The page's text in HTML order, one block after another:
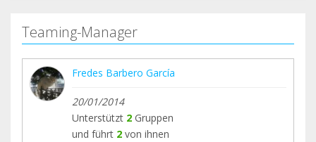
Teaming-Manager
Fredes Barbero García
20/01/2014
Unterstützt 2 Gruppen
und führt 2 von ihnen